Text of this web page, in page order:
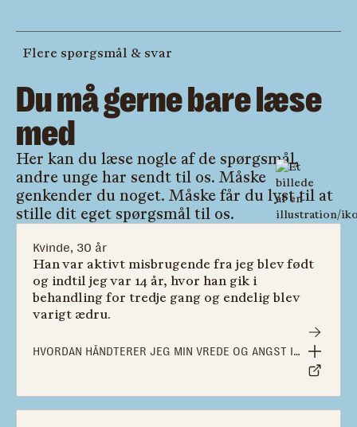
Flere spørgsmål & svar
Du må gerne bare læse
med
Her kan du læse nogle af de spørgsmål,
andre unge har sendt til os. Måske
genkender du noget. Måske får du lyst til at
stille dit eget spørgsmål til os.
Kvinde, 30 år
Han var aktivt misbrugende fra jeg blev født
og indtil jeg var 14 år, hvor han gik i
behandling for tredje gang og endelig blev
varigt ædru.
HVORDAN HÅNDTERER JEG MIN VREDE OG ANGST I